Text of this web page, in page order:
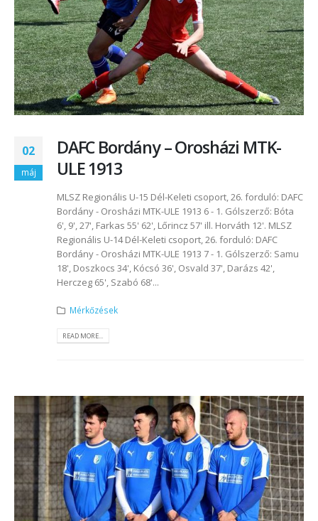
02
máj
DAFC Bordány – Orosházi MTK-
ULE 1913
MLSZ Regionális U-15 Dél-Keleti csoport, 26. forduló: DAFC
Bordány - Orosházi MTK-ULE 1913 6 - 1. Gólszerző: Bóta
6', 9', 27', Farkas 55' 62', Lőrincz 57' ill. Horváth 12'. MLSZ
Regionális U-14 Dél-Keleti csoport, 26. forduló: DAFC
Bordány - Orosházi MTK-ULE 1913 7 - 1. Gólszerző: Samu
18', Doszkocs 34', Kócsó 36', Osvald 37', Darázs 42',
Herczeg 65', Szabó 68'...
Mérkőzések
READ MORE...